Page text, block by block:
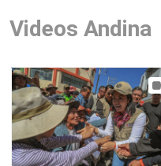
Videos Andina